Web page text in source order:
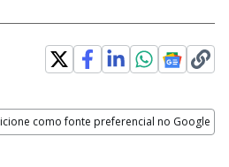
como fonte preferencial no Google